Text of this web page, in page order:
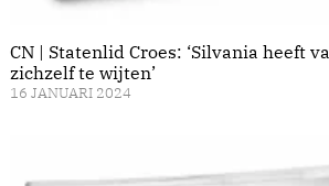
CN | Statenlid Croes: ‘Silvania heeft
zichzelf te wijten’
16 JANUARI 2024